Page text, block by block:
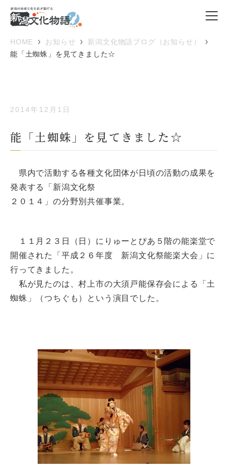
HOME お知らせ
新潟文化物語ブログ（お知らせ）
能「土蜘蛛」を見てきました☆
2014年12月1日
能「土蜘蛛」を見てきました☆
県内で活動する各種文化団体が日頃の活動の成果を
発表する「新潟文化祭
２０１４」の分野別共催事業。
１１月２３日（日）にりゅーとぴあ５階の能楽堂で
開催された「平成２６年度 新潟文化祭能楽大会」に
行ってきました。
私が見たのは、村上市の大須戸能保存会による「土
蜘蛛」（つちぐも）という演目でした。